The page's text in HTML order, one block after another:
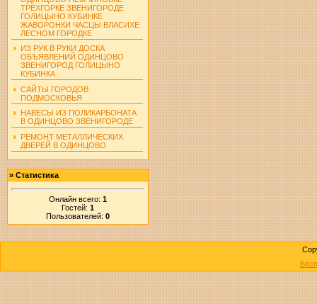
ТРЁХГОРКЕ ЗВЕНИГОРОДЕ
ГОЛИЦЫНО КУБИНКЕ
ЖАВОРОНКИ ЧАСЦЫ ВЛАСИХЕ
ЛЕСНОМ ГОРОДКЕ
ИЗ РУК В РУКИ ДОСКА
ОБЪЯВЛЕНИЙ ОДИНЦОВО
ЗВЕНИГОРОД ГОЛИЦЫНО
КУБИНКА
САЙТЫ ГОРОДОВ
ПОДМОСКОВЬЯ
НАВЕСЫ ИЗ ПОЛИКАРБОНАТА
В ОДИНЦОВО ЗВЕНИГОРОДЕ
РЕМОНТ МЕТАЛЛИЧЕСКИХ
ДВЕРЕЙ В ОДИНЦОВО
» Статистика
Онлайн всего: 1
Гостей: 1
Пользователей: 0